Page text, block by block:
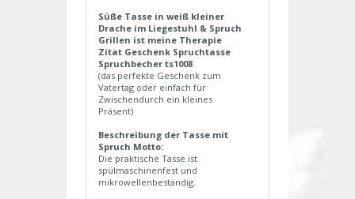
Süße Tasse in weiß kleiner
Drache im Liegestuhl & Spruch
Grillen ist meine Therapie
Zitat Geschenk Spruchtasse
Spruchbecher ts1008
(das perfekte Geschenk zum
Vatertag oder einfach für
Zwischendurch ein kleines
Präsent)
Beschreibung der Tasse mit
Spruch Motto:
Die praktische Tasse ist
spülmaschinenfest und
mikrowellenbeständig.